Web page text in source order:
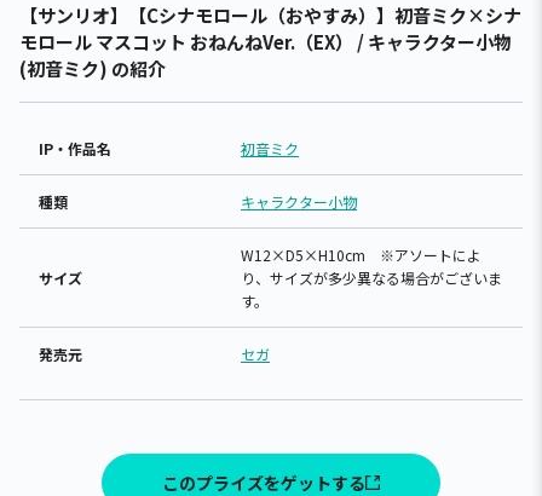
【サンリオ】【Cシナモロール（おやすみ）】初音ミク×シナ
モロール マスコット おねんねVer.（EX） / キャラクター小物
(初音ミク) の紹介
IP・作品名 初音ミク
種類 キャラクター小物
サイズ
W12×D5×H10cm ※アソートによ
り、サイズが多少異なる場合がございま
す。
発売元 セガ
このプライズをゲットする